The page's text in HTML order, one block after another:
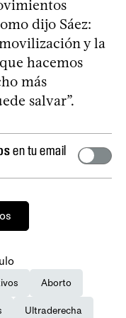
dijo Sáez:
y la
hacemos
más
salvar”.
en tu email
Aborto
Ultraderecha